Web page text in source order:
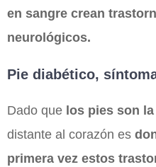
en sangre crean
neurológicos.
Pie diabético,
Dado que los pies son
distante al corazón es
primera vez estos